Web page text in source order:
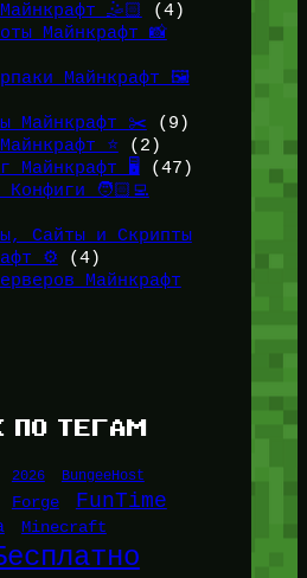
🤹🏻
(4)
Майнкрафт 📸
Майнкрафт 🖼️
Майнкрафт ✂️ (9)
⭐(2)
Майнкрафт 🖥️ (47)
🧑🏻‍💻
Сайты и Скрипты
⚙️ (4)
Майнкрафт
ПО ТЕГАМ
2026 BungeeHost
Forge FunTime
Minecraft